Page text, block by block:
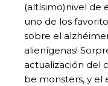
(altísimo)nivel de
uno de los
sobre el
alienígenas!
actualización del
be monsters, y el